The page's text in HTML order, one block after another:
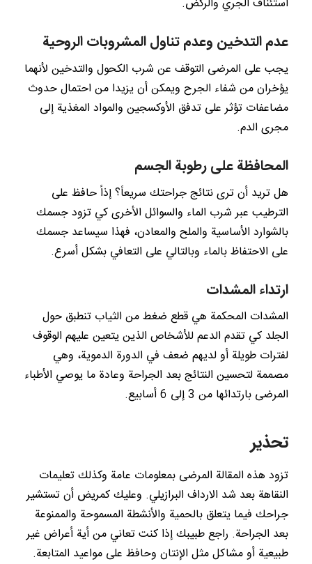
استئناف الجري والركض.
عدم التدخين وعدم تناول المشروبات الروحية
يجب على المرضى التوقف عن شرب الكحول والتدخين لأنهما
يؤخران من شفاء الجرح ويمكن أن يزيدا من احتمال حدوث
مضاعفات تؤثر على تدفق الأوكسجين والمواد المغذية إلى
مجرى الدم.
المحافظة على رطوبة الجسم
هل تريد أن ترى نتائج جراحتك سريعاً؟ إذاً حافظ على
الترطيب عبر شرب الماء والسوائل الأخرى كي تزود جسمك
بالشوارد الأساسية والملح والمعادن، فهذا سيساعد جسمك
على الاحتفاظ بالماء وبالتالي على التعافي بشكل أسرع.
ارتداء المشدات
المشدات المحكمة هي قطع ضغط من الثياب تنطبق حول
الجلد كي تقدم الدعم للأشخاص الذين يتعين عليهم الوقوف
لفترات طويلة أو لديهم ضعف في الدورة الدموية، وهي
مصممة لتحسين النتائج بعد الجراحة وعادة ما يوصي الأطباء
المرضى بارتدائها من 3 إلى 6 أسابيع.
تحذير
تزود هذه المقالة المرضى بمعلومات عامة وكذلك تعليمات
النقاهة بعد شد الارداف البرازيلي. وعليك كمريض أن تستشير
جراحك فيما يتعلق بالحمية والأنشطة المسموحة والممنوعة
بعد الجراحة. راجع طبيبك إذا كنت تعاني من أية أعراض غير
طبيعية أو مشاكل مثل الإنتان وحافظ على مواعيد المتابعة.